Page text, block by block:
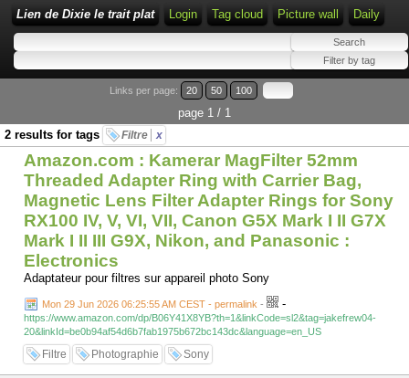
Lien de Dixie le trait plat Login Tag cloud Picture wall Daily
Links per page: 20 50 100
page 1 / 1
2 results for tags
Filtre x
Amazon.com : Kamerar MagFilter 52mm
Threaded Adapter Ring with Carrier Bag,
Magnetic Lens Filter Adapter Rings for Sony
RX100 IV, V, VI, VII, Canon G5X Mark I II G7X
Mark I II III G9X, Nikon, and Panasonic :
Electronics
Adaptateur pour filtres sur appareil photo Sony
Mon 29 Jun 2026 06:25:55 AM CEST - permalink - -
https://www.amazon.com/dp/B06Y41X8YB?th=1&linkCode=sl2&tag=jakefrew04-
20&linkId=be0b94af54d6b7fab1975b672bc143dc&language=en_US
Filtre Photographie Sony